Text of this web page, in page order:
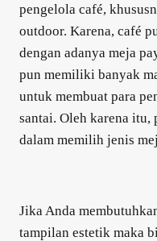
pengelola café,
outdoor. Karena, café
dengan adanya meja
pun memiliki banyak
untuk membuat para
santai. Oleh karena itu,
dalam memilih jenis
Jika Anda
tampilan estetik maka